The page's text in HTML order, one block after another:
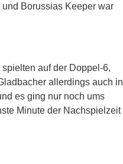
Borussias Keeper war
auf der Doppel-6,
allerdings auch in
es ging nur noch ums
Minute der Nachspielzeit